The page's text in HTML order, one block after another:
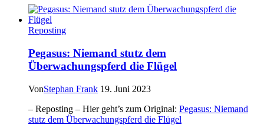
Reposting
Pegasus: Niemand stutz dem
Überwachungspferd die Flügel
VonStephan Frank 19. Juni 2023
– Reposting – Hier geht’s zum Original: Pegasus: Niemand
stutz dem Überwachungspferd die Flügel